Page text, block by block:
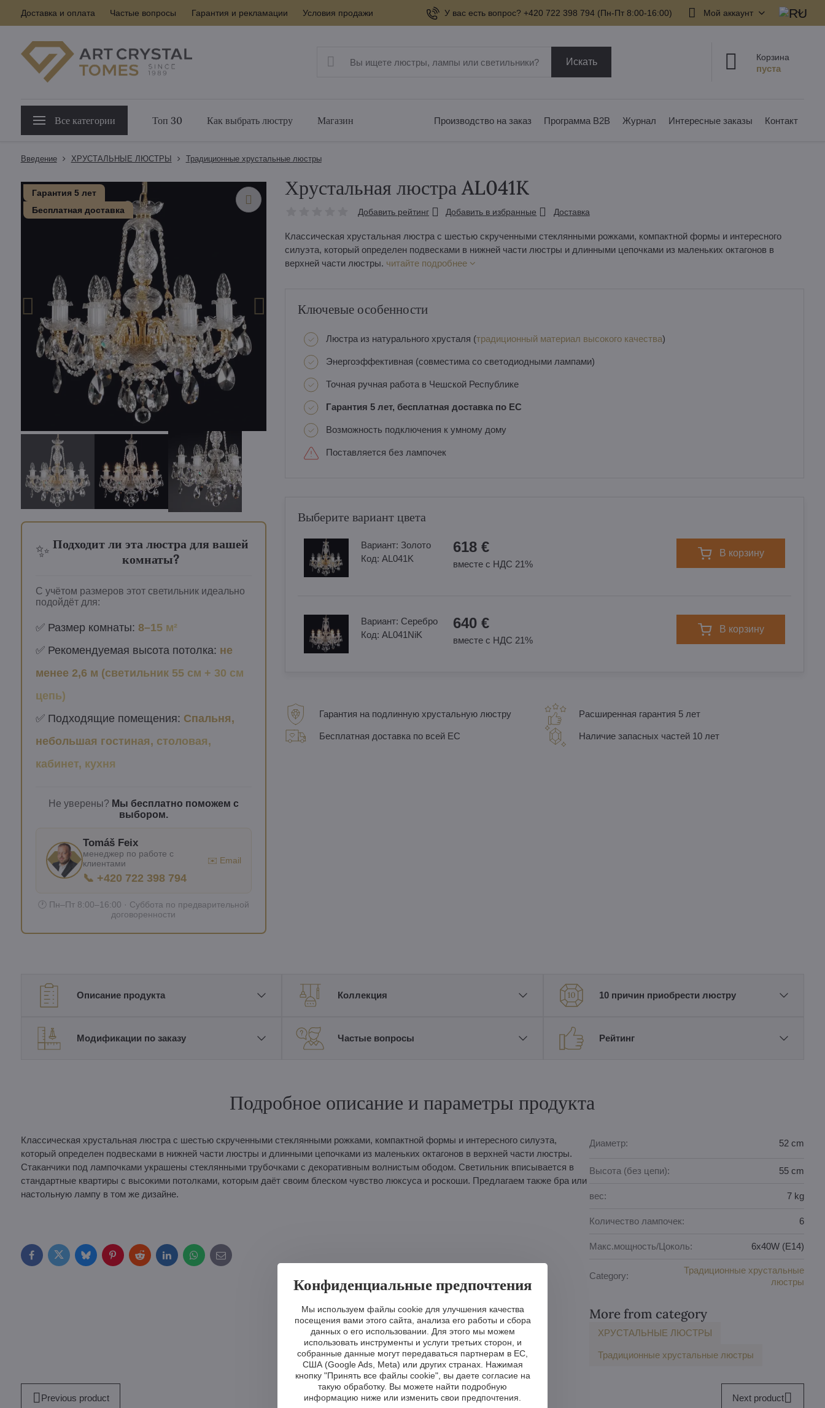
Доставка и оплата Частые вопросы Гарантия и рекламации Условия продажи У вас есть вопрос? +420 722 398 794​ (Пн-Пт 8:00-16:00) Мой аккаунт
Искать Корзина
Все категории Топ 30 Как выбрать люстру Магазин Производство на заказ Программа B2B Журнал Интересные заказы Контакт
Введение ХРУСТАЛЬНЫЕ ЛЮСТРЫ Традиционные хрустальные люстры
Гарантия 5 лет
Бесплатная доставка
✨ Подходит ли эта люстра для вашей
комнаты?
С учётом размеров этот светильник идеально
подойдёт для:
✅ Размер комнаты: 8–15 м²
✅ Рекомендуемая высота потолка: не
менее 2,6 м (светильник 55 см + 30 см
цепь)
✅ Подходящие помещения: Спальня,
небольшая гостиная, столовая,
кабинет, кухня
Не уверены? Мы бесплатно поможем с
выбором.
Tomáš Feix
менеджер по работе с
клиентами
📞 +420 722 398 794
✉️ Email
🕐 Пн–Пт 8:00–16:00 · Суббота по предварительной
договоренности
Хрустальная люстра AL041K
Добавить рейтинг Добавить в избранные Доставка
Классическая хрустальная люстра с шестью скрученными стеклянными рожками, компактной формы и интересного
силуэта, который определен подвесками в нижней части люстры и длинными цепочками из маленьких октагонов в
верхней части люстры. читайте подробнее
Ключевые особенности
Люстра из натурального хрусталя (традиционный материал высокого качества)
Энергоэффективная (совместима со светодиодными лампами)
Точная ручная работа в Чешской Республике
Гарантия 5 лет, бесплатная доставка по ЕС
Возможность подключения к умному дому
Поставляется без лампочек
Выберите вариант цвета
Вариант: Золотo
Код: AL041K
618 €
вместе с НДС 21%
в корзину
Вариант: Cеребро
Код: AL041NiK
640 €
вместе с НДС 21%
в корзину
Гарантия на подлинную хрустальную люстру
Бесплатная доставка по всей ЕС
Расширенная гарантия 5 лет
Наличие запасных частей 10 лет
Описание продукта Коллекция 10 причин приобрести люстру
Модификации по заказу Частые вопросы Рейтинг
Подробное описание и параметры продукта
Классическая хрустальная люстра с шестью скрученными стеклянными рожками, компактной формы и интересного силуэта,
который определен подвесками в нижней части люстры и длинными цепочками из маленьких октагонов в верхней части люстры.
Стаканчики под лампочками украшены стеклянными трубочками с декоративным волнистым ободом. Светильник вписывается в
стандартные квартиры с высокими потолками, которым даёт своим блеском чувство люксуса и роскоши. Предлагаем также бра или
настольную лампу в том же дизайне.
FacebookTwitterBlueskyPinterestRedditLinkedInWhatsApp
E-
mail
Диаметр: 52 cm
Высота (без цепи): 55 cm
вес: 7 kg
Количество лампочек: 6
Макс.мощность/Цоколь: 6x40W (E14)
Category:
Традиционные хрустальные
люстры
More from category
ХРУСТАЛЬНЫЕ ЛЮСТРЫ
Традиционные хрустальные люстры
Previous product Next product
Конфиденциальные предпочтения
Мы используем файлы cookie для улучшения качества
посещения вами этого сайта, анализа его работы и сбора
данных о его использовании. Для этого мы можем
использовать инструменты и услуги третьих сторон, и
собранные данные могут передаваться партнерам в ЕС,
США (Google Ads, Meta) или других странах. Нажимая
кнопку "Принять все файлы cookie", вы даете согласие на
такую обработку. Вы можете найти подробную
информацию ниже или изменить свои предпочтения.